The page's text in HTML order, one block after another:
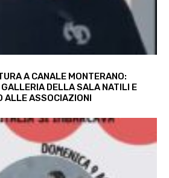
A CANALE MONTERANO:
DELLA SALA NATILI E
ALLE ASSOCIAZIONI